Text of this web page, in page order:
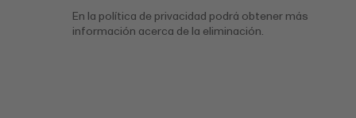
En la política de privacidad podrá obtener más
información acerca de la eliminación.